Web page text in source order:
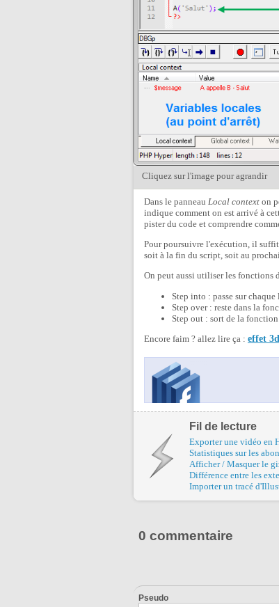
Cliquez sur l'image pour agrandir
Dans le panneau Local context on
indique comment on est arrivé à
pister du code et comprendre
Pour poursuivre l'exécution, il
soit à la fin du script, soit au
On peut aussi utiliser les fonctions
Step into : passe sur
Step over : reste dans la
Step out : sort de la
Encore faim ? allez lire ça : effet
Fil de lecture
Exporter une vidéo en
Statistiques sur les
Afficher / Masquer le
Différence entre les
Importer un tracé
0 commentaire
Pseudo